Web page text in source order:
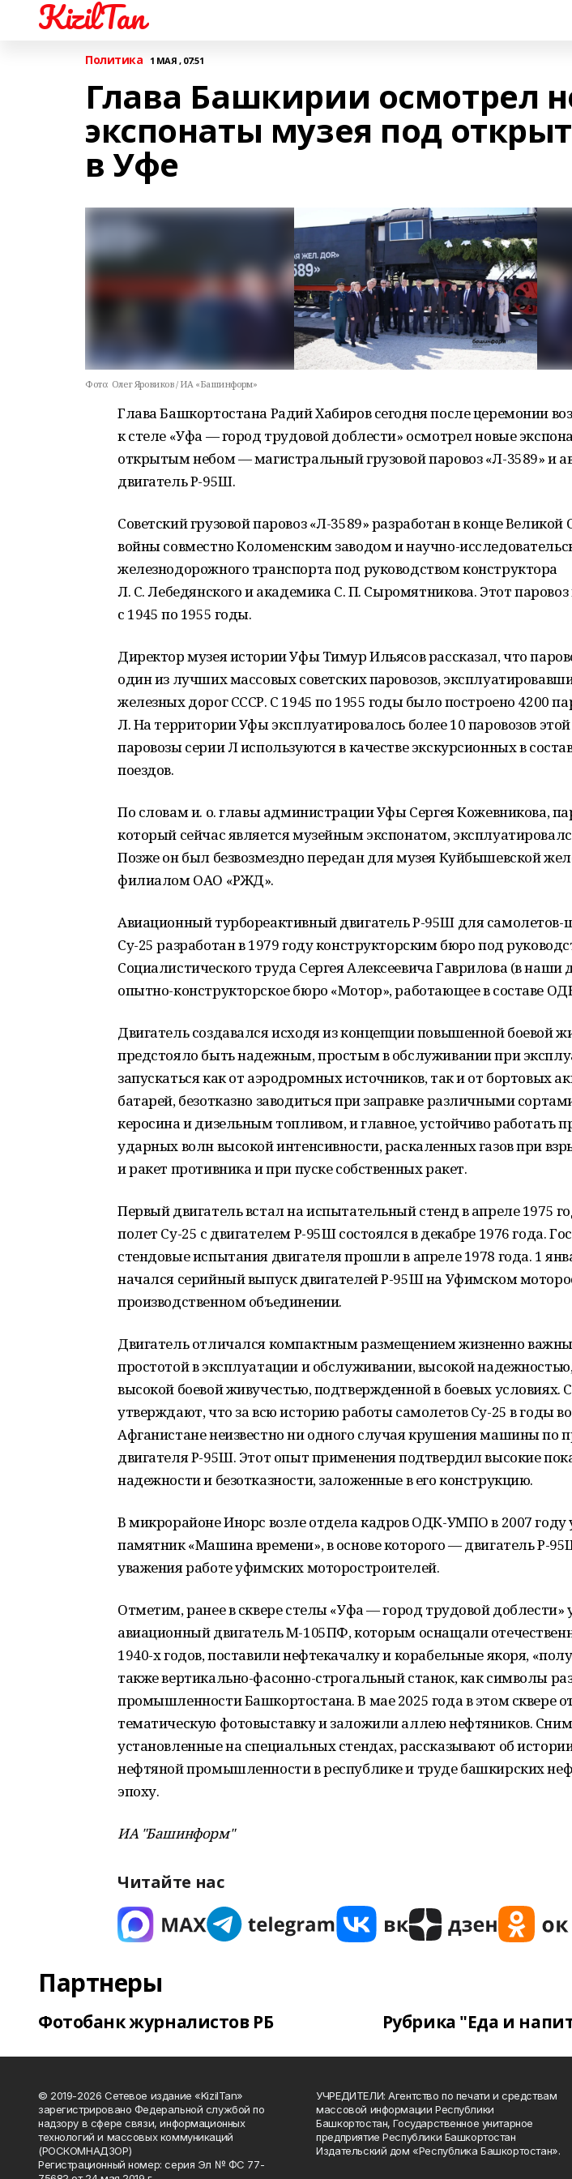
KizilTan
Политика 1 МАЯ , 07:51
Глава Башкирии осмотрел
экспонаты музея под
в Уфе
Фото: Олег Яровиков / ИА «Башинформ»
Глава Башкортостана Радий Хабиров сегодня после церемонии
к стеле «Уфа — город трудовой доблести» осмотрел новые
открытым небом — магистральный грузовой паровоз «Л-3589» и
двигатель Р-95Ш.
Советский грузовой паровоз «Л-3589» разработан в конце Великой
войны совместно Коломенским заводом и научно-
железнодорожного транспорта под руководством конструктора
Л. С. Лебедянского и академика С. П. Сыромятникова. Этот
с 1945 по 1955 годы.
Директор музея истории Уфы Тимур Ильясов рассказал, что
один из лучших массовых советских паровозов,
железных дорог СССР. С 1945 по 1955 годы было построено 4200
Л. На территории Уфы эксплуатировалось более 10 паровозов
паровозы серии Л используются в качестве экскурсионных в
поездов.
По словам и. о. главы администрации Уфы Сергея Кожевникова,
который сейчас является музейным экспонатом,
Позже он был безвозмездно передан для музея Куйбышевской
филиалом ОАО «РЖД».
Авиационный турбореактивный двигатель Р-95Ш для самолетов-
Су-25 разработан в 1979 году конструкторским бюро под
Социалистического труда Сергея Алексеевича Гаврилова (в наши
опытно-конструкторское бюро «Мотор», работающее в составе
Двигатель создавался исходя из концепции повышенной боевой
предстояло быть надежным, простым в обслуживании при
запускаться как от аэродромных источников, так и от бортовых
батарей, безотказно заводиться при заправке различными
керосина и дизельным топливом, и главное, устойчиво работать
ударных волн высокой интенсивности, раскаленных газов при
и ракет противника и при пуске собственных ракет.
Первый двигатель встал на испытательный стенд в апреле 1975
полет Су-25 с двигателем Р-95Ш состоялся в декабре 1976 года.
стендовые испытания двигателя прошли в апреле 1978 года. 1
начался серийный выпуск двигателей Р-95Ш на Уфимском
производственном объединении.
Двигатель отличался компактным размещением жизненно
простотой в эксплуатации и обслуживании, высокой
высокой боевой живучестью, подтвержденной в боевых условиях.
утверждают, что за всю историю работы самолетов Су-25 в годы
Афганистане неизвестно ни одного случая крушения машины по
двигателя Р-95Ш. Этот опыт применения подтвердил высокие
надежности и безотказности, заложенные в его конструкцию.
В микрорайоне Инорс возле отдела кадров ОДК-УМПО в 2007 году
памятник «Машина времени», в основе которого — двигатель Р-
уважения работе уфимских моторостроителей.
Отметим, ранее в сквере стелы «Уфа — город трудовой доблести»
авиационный двигатель М-105ПФ, которым оснащали
1940-х годов, поставили нефтекачалку и корабельные якоря,
также вертикально-фасонно-строгальный станок, как символы
промышленности Башкортостана. В мае 2025 года в этом сквере
тематическую фотовыставку и заложили аллею нефтяников.
установленные на специальных стендах, рассказывают об
нефтяной промышленности в республике и труде башкирских
эпоху.
ИА "Башинформ"
Читайте нас
Партнеры
Фотобанк журналистов РБ Рубрика "Еда и
© 2019-2026 Сетевое издание «KizilTan»
зарегистрировано Федеральной службой по
надзору в сфере связи, информационных
технологий и массовых коммуникаций
(РОСКОМНАДЗОР)
Регистрационный номер: серия Эл № ФС 77-
УЧРЕДИТЕЛИ: Агентство по печати и средствам
массовой информации Республики
Башкортостан, Государственное унитарное
предприятие Республики Башкортостан
Издательский дом «Республика Башкортостан».